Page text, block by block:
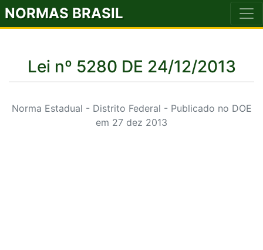
NORMAS BRASIL
Lei nº 5280 DE 24/12/2013
Norma Estadual - Distrito Federal - Publicado no DOE
em 27 dez 2013